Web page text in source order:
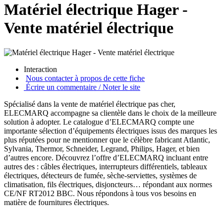
Matériel électrique Hager -
Vente matériel électrique
Interaction
Nous contacter à propos de cette fiche
Écrire un commentaire / Noter le site
Spécialisé dans la vente de matériel électrique pas cher,
ELECMARQ accompagne sa clientèle dans le choix de la meilleure
solution à adopter. Le catalogue d’ELECMARQ compte une
importante sélection d’équipements électriques issus des marques les
plus réputées pour ne mentionner que le célèbre fabricant Atlantic,
Sylvania, Thermor, Schneider, Legrand, Philips, Hager, et bien
d’autres encore. Découvrez l’offre d’ELECMARQ incluant entre
autres des : câbles électriques, interrupteurs différentiels, tableaux
électriques, détecteurs de fumée, sèche-serviettes, systèmes de
climatisation, fils électriques, disjoncteurs… répondant aux normes
CE/NF RT2012 BBC. Nous répondons à tous vos besoins en
matière de fournitures électriques.